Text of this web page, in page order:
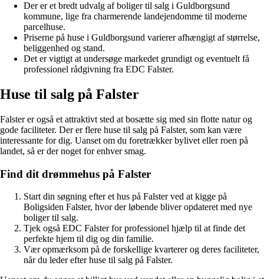
Der er et bredt udvalg af boliger til salg i Guldborgsund
kommune, lige fra charmerende landejendomme til moderne
parcelhuse.
Priserne på huse i Guldborgsund varierer afhængigt af størrelse,
beliggenhed og stand.
Det er vigtigt at undersøge markedet grundigt og eventuelt få
professionel rådgivning fra EDC Falster.
Huse til salg på Falster
Falster er også et attraktivt sted at bosætte sig med sin flotte natur og
gode faciliteter. Der er flere huse til salg på Falster, som kan være
interessante for dig. Uanset om du foretrækker bylivet eller roen på
landet, så er der noget for enhver smag.
Find dit drømmehus på Falster
Start din søgning efter et hus på Falster ved at kigge på
Boligsiden Falster, hvor der løbende bliver opdateret med nye
boliger til salg.
Tjek også EDC Falster for professionel hjælp til at finde det
perfekte hjem til dig og din familie.
Vær opmærksom på de forskellige kvarterer og deres faciliteter,
når du leder efter huse til salg på Falster.